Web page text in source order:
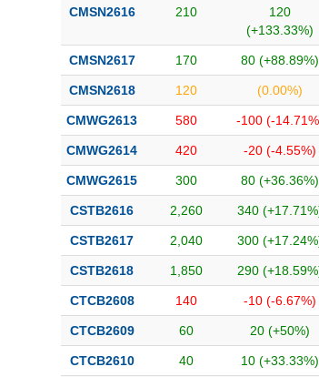
CMSN2616 210
120
(+133.33%)
CMSN2617 170 80 (+88.89%)
CMSN2618 120 (0.00%)
CMWG2613 580 -100 (-
CMWG2614 420 -20 (-4.55%)
CMWG2615 300 80 (+36.36%)
CSTB2616 2,260 340
CSTB2617 2,040 300
CSTB2618 1,850 290
CTCB2608 140 -10 (-6.67%)
CTCB2609 60 20 (+50%)
CTCB2610 40 10 (+33.33%)